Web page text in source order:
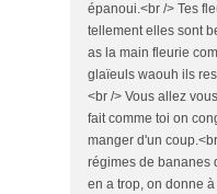
épanoui.<br /> Tes
tellement elles sont
as la main fleurie
glaïeuls waouh ils
<br /> Vous allez
fait comme toi on
manger d'un
régimes de bananes
en a trop, on donne